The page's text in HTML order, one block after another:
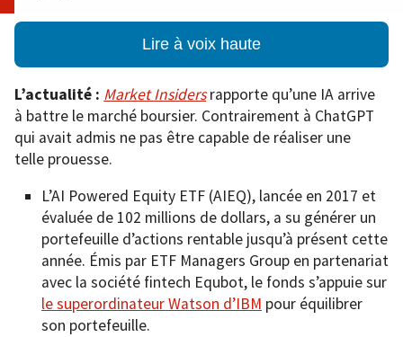
Lire à voix haute
L’actualité : Market Insidersrapporte qu’une IA arrive
à battre le marché boursier. Contrairement à ChatGPT
qui avait admis ne pas être capable de réaliser une
telle prouesse.
L’AI Powered Equity ETF (AIEQ), lancée en 2017 et
évaluée de 102 millions de dollars, a su générer un
portefeuille d’actions rentable jusqu’à présent cette
année. Émis par ETF Managers Group en partenariat
avec la société fintech Equbot, le fonds s’appuie sur
le superordinateur Watson d’IBM pour équilibrer
son portefeuille.